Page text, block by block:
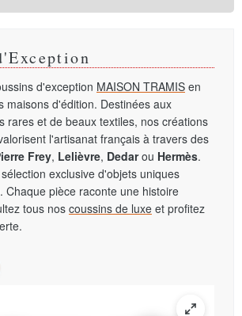
d'exception MAISON TRAMIS en
maisons d'édition. Destinées aux
rares et de beaux textiles, nos créations
l'artisanat français à travers des
Frey, Lelièvre, Dedarou Hermès.
exclusive d'objets uniques
Chaque pièce raconte une histoire
tous nos coussins de luxe et profitez